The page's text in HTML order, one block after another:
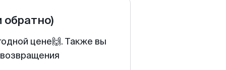
обратно)
цене🙌. Также вы